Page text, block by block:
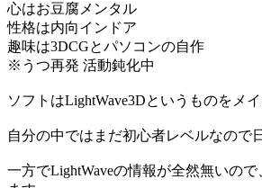
心はお豆腐メンタル
性格は内向インドア
趣味は3DCGとパソコンの自作
※うつ再発 活動鈍化中
ソフトはLightWave3Dというものをメ
自分の中ではまだ初心者レベルなので
一方でLightWaveの情報が全然無いの